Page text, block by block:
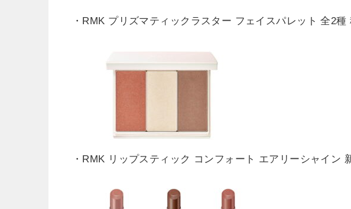
・RMK プリズマティックラスター フェイスパレット 全2種
・RMK リップスティック コンフォート エアリーシャイン